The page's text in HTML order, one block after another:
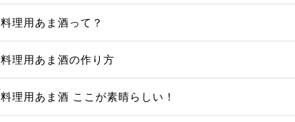
料理用あま酒って？
料理用あま酒の作り方
料理用あま酒 ここが素晴らしい！